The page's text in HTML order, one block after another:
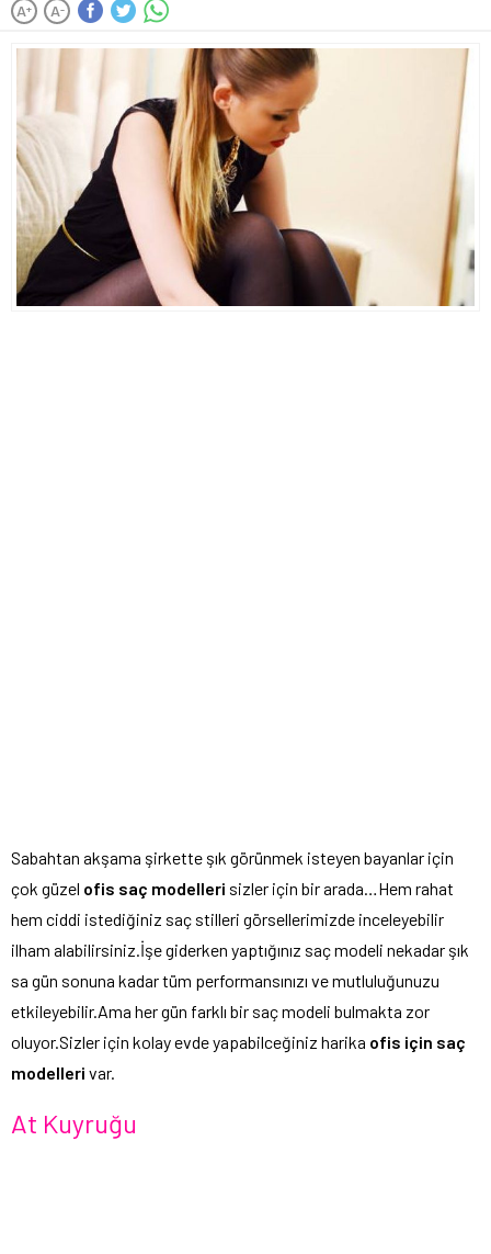
A+ A-
Sabahtan akşama şirkette şık görünmek isteyen bayanlar için
çok güzel ofis saç modelleri sizler için bir arada…Hem rahat
hem ciddi istediğiniz saç stilleri görsellerimizde inceleyebilir
ilham alabilirsiniz.İşe giderken yaptığınız saç modeli nekadar şık
sa gün sonuna kadar tüm performansınızı ve mutluluğunuzu
etkileyebilir.Ama her gün farklı bir saç modeli bulmakta zor
oluyor.Sizler için kolay evde yapabilceğiniz harika ofis için saç
modelleri var.
At Kuyruğu